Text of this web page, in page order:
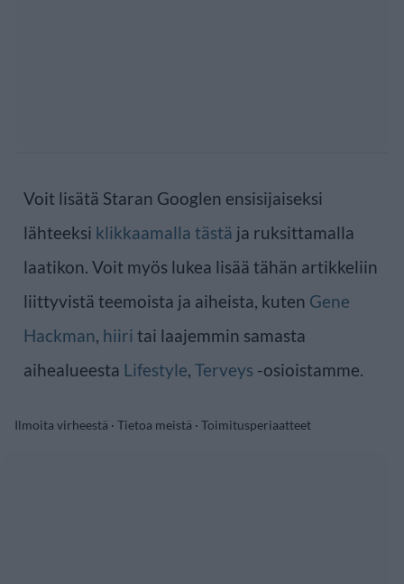
Voit lisätä Staran Googlen ensisijaiseksi
lähteeksi klikkaamalla tästä ja ruksittamalla
laatikon. Voit myös lukea lisää tähän artikkeliin
liittyvistä teemoista ja aiheista, kuten Gene
Hackman, hiiri tai laajemmin samasta
aihealueesta Lifestyle, Terveys -osioistamme.
Ilmoita virheestä · Tietoa meistä · Toimitusperiaatteet